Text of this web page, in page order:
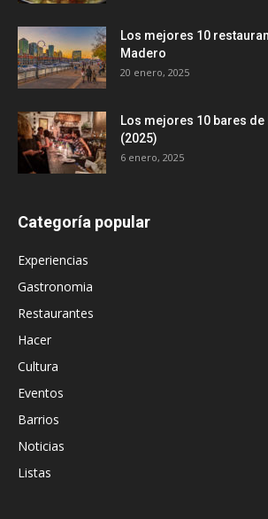
Los mejores 10
Madero
20 enero, 2025
Los mejores 10 bares de
(2025)
6 enero, 2025
Categoría popular
Experiencias
Gastronomia
Restaurantes
Hacer
Cultura
Eventos
Barrios
Noticias
Listas